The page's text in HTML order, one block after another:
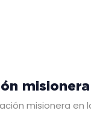
misionera en